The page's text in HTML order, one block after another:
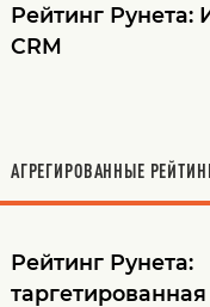
Рейтинг Рунета:
CRM
АГРЕГИРОВАННЫЕ
Рейтинг Рунета: